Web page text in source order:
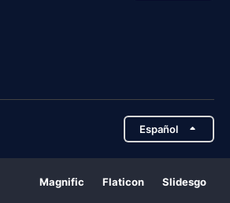
Español
Magnific Flaticon Slidesgo